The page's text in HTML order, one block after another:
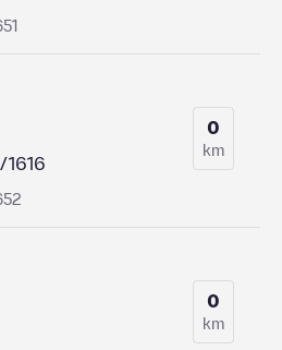
1616
0
km
0
km